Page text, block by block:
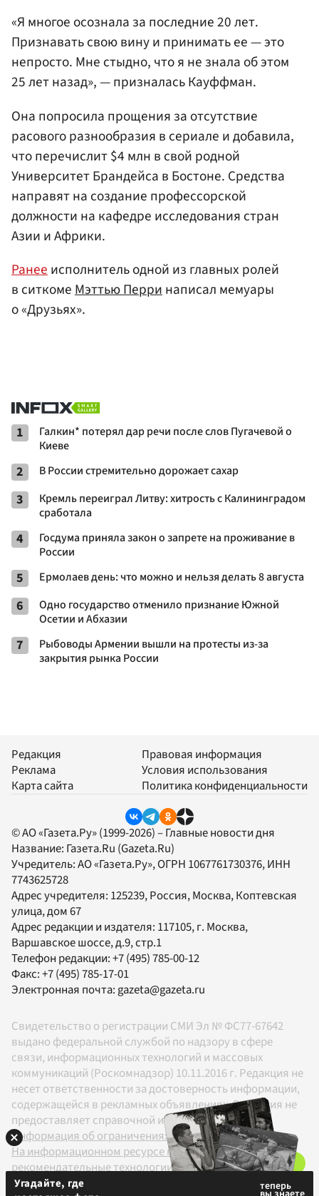
«Я многое осознала за последние 20 лет.
Признавать свою вину и принимать ее — это
непросто. Мне стыдно, что я не знала об этом
25 лет назад», — призналась Кауффман.
Она попросила прощения за отсутствие
расового разнообразия в сериале и добавила,
что перечислит $4 млн в свой родной
Университет Брандейса в Бостоне. Средства
направят на создание профессорской
должности на кафедре исследования стран
Азии и Африки.
Ранееисполнитель одной из главных ролей
в ситкомеМэттью Перринаписал мемуары
о «Друзьях».
1
Галкин* потерял дар речи после слов Пугачевой о
Киеве
2 В России стремительно дорожает сахар
3
Кремль переиграл Литву: хитрость с Калининградом
сработала
4
Госдума приняла закон о запрете на проживание в
России
5 Ермолаев день: что можно и нельзя делать 8 августа
6
Одно государство отменило признание Южной
Осетии и Абхазии
7
Рыбоводы Армении вышли на протесты из-за
закрытия рынка России
Редакция
Реклама
Карта сайта
Правовая информация
Условия использования
Политика конфиденциальности
© АО «Газета.Ру» (1999-2026) – Главные новости дня
Название: Газета.Ru (Gazeta.Ru)
Учредитель:АО «Газета.Ру», ОГРН 1067761730376, ИНН
7743625728
Адрес учредителя: 125239, Россия, Москва, Коптевская
улица, дом 67
Адрес редакции и издателя: 117105, г. Москва,
Варшавское шоссе, д.9, стр.1
Телефон редакции:+7 (495) 785-00-12
Факс:+7 (495) 785-17-01
Электронная почта:gazeta@gazeta.ru
Свидетельство о регистрации СМИ Эл № ФС77-67642
выдано федеральной службой по надзору в сфере
связи, информационных технологий и массовых
коммуникаций (Роскомнадзор) 10.11.2016 г. Редакция не
несет ответственности за достоверность информации,
содержащейся в рекламных объявлениях. Редакция не
предоставляет справочной информации.
Информация об ограничениях
На информационном ресурсе применяются
рекомендательные технологии в соответствии с
Правилами
Угадайте, где